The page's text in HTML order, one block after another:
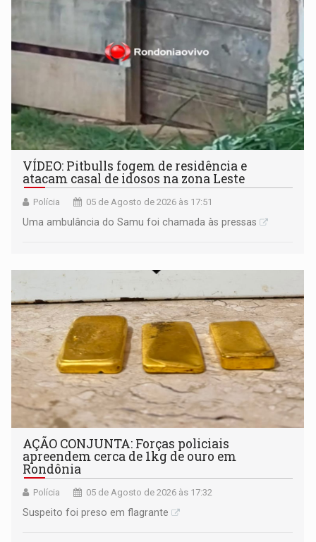
VÍDEO: Pitbulls fogem de residência e
atacam casal de idosos na zona Leste
Polícia 05 de Agosto de 2026 às 17:51
Uma ambulância do Samu foi chamada às pressas
AÇÃO CONJUNTA: Forças policiais
apreendem cerca de 1kg de ouro em
Rondônia
Polícia 05 de Agosto de 2026 às 17:32
Suspeito foi preso em flagrante